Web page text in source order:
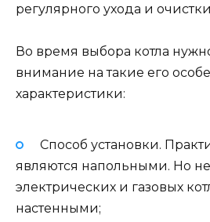
регулярного ухода и
Во время выбора котла
внимание на такие его
характеристики:
Способ установки.
являются напольными. Но
электрических и газовых
настенными;